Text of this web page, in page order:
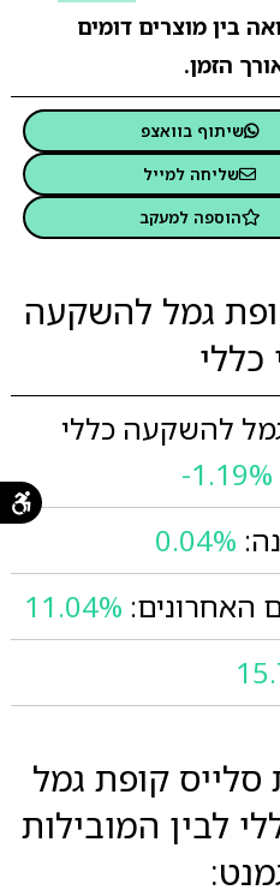
בין מוצרים דומים
הזמן.
שיתוף בוואצפ
שליחה למייל
הוספה למעקב
גמל להשקעה
כללי
להשקעה כללי
-1.19%
0.04%
11.04%
קופת גמל
לבין המובילות